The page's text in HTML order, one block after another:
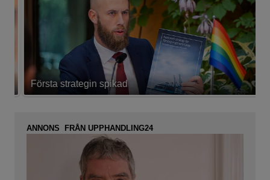
Första strategin spikad
ANNONS FRÅN UPPHANDLING24